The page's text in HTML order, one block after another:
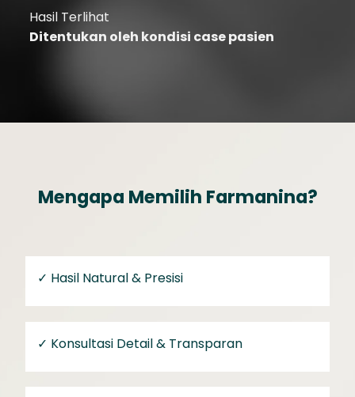
Hasil Terlihat
Ditentukan oleh kondisi case pasien
Mengapa Memilih Farmanina?
✓ Hasil Natural & Presisi
✓ Konsultasi Detail & Transparan